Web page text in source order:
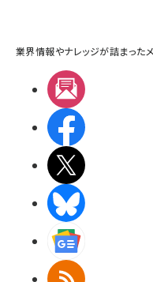
業界情報やナレッジが詰まった